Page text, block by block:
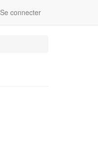
Se connecter